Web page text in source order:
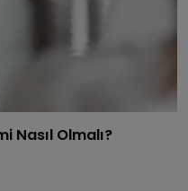
Nasıl Olmalı?